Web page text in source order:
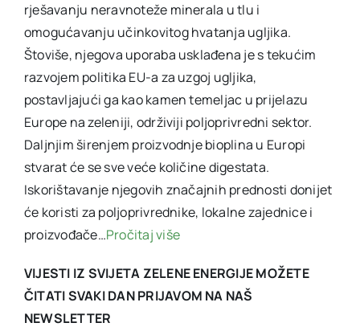
rješavanju neravnoteže minerala u tlu i
omogućavanju učinkovitog hvatanja ugljika.
Štoviše, njegova uporaba usklađena je s tekućim
razvojem politika EU-a za uzgoj ugljika,
postavljajući ga kao kamen temeljac u prijelazu
Europe na zeleniji, održiviji poljoprivredni sektor.
Daljnjim širenjem proizvodnje bioplina u Europi
stvarat će se sve veće količine digestata.
Iskorištavanje njegovih značajnih prednosti donijet
će koristi za poljoprivrednike, lokalne zajednice i
proizvođače…Pročitaj više
VIJESTI IZ SVIJETA ZELENE ENERGIJE MOŽETE
ČITATI SVAKI DAN PRIJAVOM NA NAŠ
NEWSLETTER